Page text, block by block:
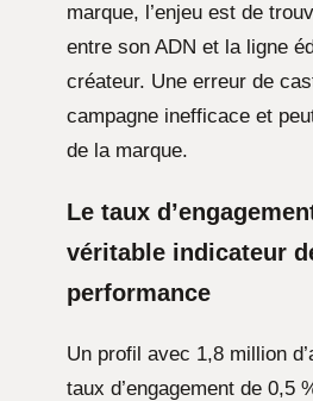
marque, l’enjeu est de
entre son ADN et la ligne
créateur. Une erreur de
campagne inefficace et
de la marque.
Le taux
véritable indicateur
performance
Un profil avec 1,8 million
taux d’engagement de 0,5